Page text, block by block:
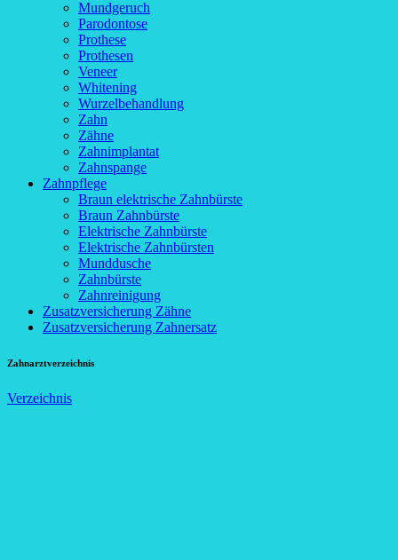
Mundgeruch
Parodontose
Prothese
Prothesen
Veneer
Whitening
Wurzelbehandlung
Zahn
Zähne
Zahnimplantat
Zahnspange
Zahnpflege
Braun elektrische Zahnbürste
Braun Zahnbürste
Elektrische Zahnbürste
Elektrische Zahnbürsten
Munddusche
Zahnbürste
Zahnreinigung
Zusatzversicherung Zähne
Zusatzversicherung Zahnersatz
Zahnarztverzeichnis
Verzeichnis